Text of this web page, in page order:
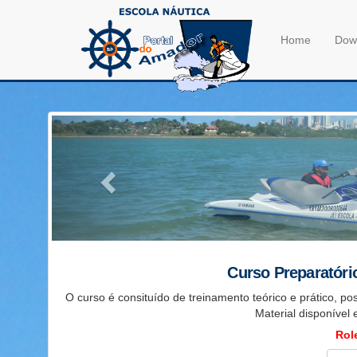
Portal do Amador
Home
Anterior
Curso
O curso é consituído de treinamento teórico e prático,
Material disponível